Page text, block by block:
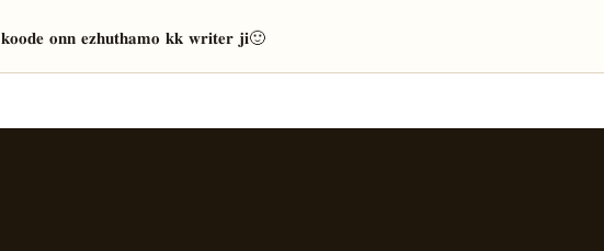
𝐨𝐧𝐧 𝐞𝐳𝐡𝐮𝐭𝐡𝐚𝐦𝐨 𝐤𝐤 𝐰𝐫𝐢𝐭𝐞𝐫 𝐣𝐢🙂